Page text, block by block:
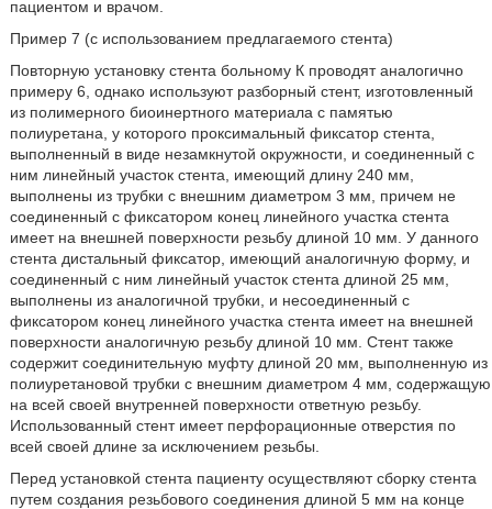
пациентом и врачом.
Пример 7 (с использованием предлагаемого стента)
Повторную установку стента больному К проводят аналогично
примеру 6, однако используют разборный стент, изготовленный
из полимерного биоинертного материала с памятью
полиуретана, у которого проксимальный фиксатор стента,
выполненный в виде незамкнутой окружности, и соединенный с
ним линейный участок стента, имеющий длину 240 мм,
выполнены из трубки с внешним диаметром 3 мм, причем не
соединенный с фиксатором конец линейного участка стента
имеет на внешней поверхности резьбу длиной 10 мм. У данного
стента дистальный фиксатор, имеющий аналогичную форму, и
соединенный с ним линейный участок стента длиной 25 мм,
выполнены из аналогичной трубки, и несоединенный с
фиксатором конец линейного участка стента имеет на внешней
поверхности аналогичную резьбу длиной 10 мм. Стент также
содержит соединительную муфту длиной 20 мм, выполненную из
полиуретановой трубки с внешним диаметром 4 мм, содержащую
на всей своей внутренней поверхности ответную резьбу.
Использованный стент имеет перфорационные отверстия по
всей своей длине за исключением резьбы.
Перед установкой стента пациенту осуществляют сборку стента
путем создания резьбового соединения длиной 5 мм на конце